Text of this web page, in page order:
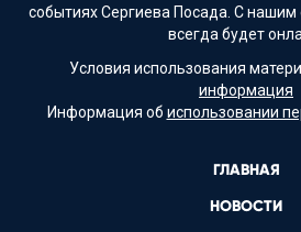
событиях Сергиева Посада. С нашим
всегда будет
Условия использования
информация
Информация об использовании
ГЛАВНАЯ
НОВОСТИ